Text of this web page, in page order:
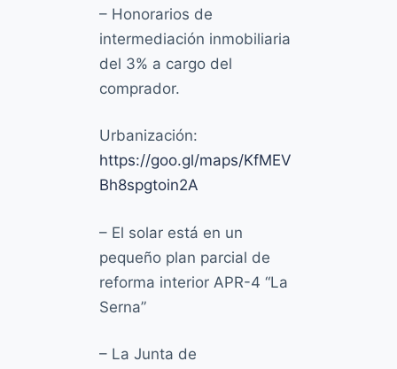
– Honorarios de
intermediación inmobiliaria
del 3% a cargo del
comprador.
Urbanización:
https://goo.gl/maps/KfMEV
Bh8spgtoin2A
– El solar está en un
pequeño plan parcial de
reforma interior APR-4 “La
Serna”
– La Junta de